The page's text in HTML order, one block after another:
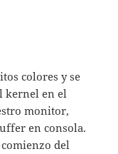
colores y se
kernel en el
monitor,
en consola.
del